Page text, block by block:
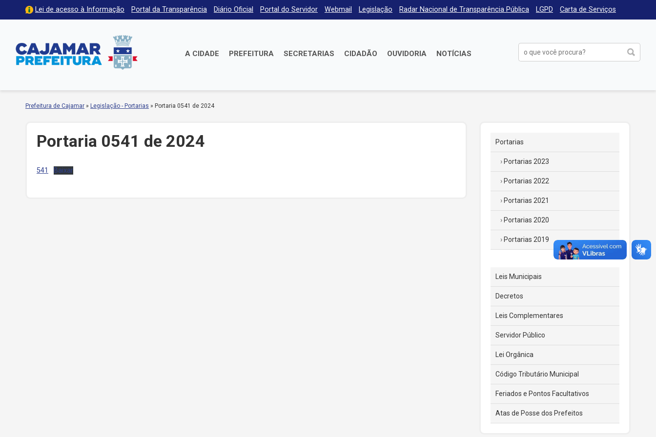
Lei de acesso à Informação Portal da Transparência Diário Oficial Portal do Servidor Webmail Legislação Radar Nacional de Transparência Pública LGPD Carta de Serviços
A CIDADE PREFEITURA SECRETARIAS CIDADÃO OUVIDORIA NOTÍCIAS
Prefeitura de Cajamar » Legislação - Portarias » Portaria 0541 de 2024
Portaria 0541 de 2024
541 Baixar
Portarias
Portarias 2023
Portarias 2022
Portarias 2021
Portarias 2020
Portarias 2019
Leis Municipais
Decretos
Leis Complementares
Servidor Público
Lei Orgânica
Código Tributário Municipal
Feriados e Pontos Facultativos
Atas de Posse dos Prefeitos